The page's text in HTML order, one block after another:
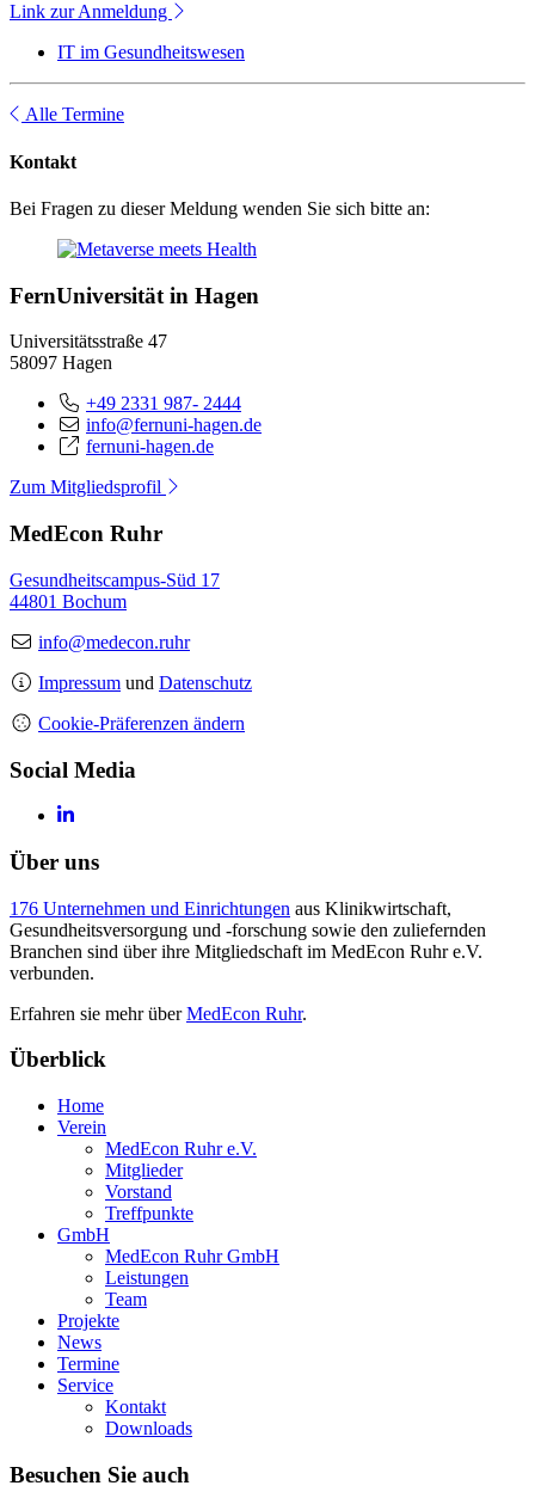
Link zur Anmeldung
IT im Gesundheitswesen
Alle Termine
Kontakt
Bei Fragen zu dieser Meldung wenden Sie sich bitte an:
FernUniversität in Hagen
Universitätsstraße 47
58097 Hagen
+49 2331 987- 2444
info@fernuni-hagen.de
fernuni-hagen.de
Zum Mitgliedsprofil
MedEcon Ruhr
Gesundheitscampus-Süd 17
44801 Bochum
info@medecon.ruhr
Impressum und Datenschutz
Cookie-Präferenzen ändern
Social Media
Über uns
176 Unternehmen und Einrichtungen aus Klinikwirtschaft,
Gesundheitsversorgung und -forschung sowie den zuliefernden
Branchen sind über ihre Mitgliedschaft im MedEcon Ruhr e.V.
verbunden.
Erfahren sie mehr überMedEcon Ruhr.
Überblick
Home
Verein
MedEcon Ruhr e.V.
Mitglieder
Vorstand
Treffpunkte
GmbH
MedEcon Ruhr GmbH
Leistungen
Team
Projekte
News
Termine
Service
Kontakt
Downloads
Besuchen Sie auch